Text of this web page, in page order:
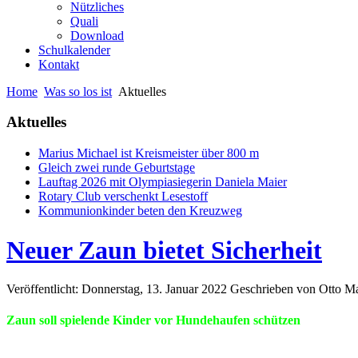
Nützliches
Quali
Download
Schulkalender
Kontakt
Home Was so los ist Aktuelles
Aktuelles
Marius Michael ist Kreismeister über 800 m
Gleich zwei runde Geburtstage
Lauftag 2026 mit Olympiasiegerin Daniela Maier
Rotary Club verschenkt Lesestoff
Kommunionkinder beten den Kreuzweg
Neuer Zaun bietet Sicherheit
Veröffentlicht: Donnerstag, 13. Januar 2022 Geschrieben von Otto
Zaun soll spielende Kinder vor Hundehaufen schützen